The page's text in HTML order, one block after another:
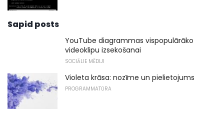
Sapid posts
YouTube diagrammas vispopulārāko
videoklipu izsekošanai
SOCIĀLIE MĒDIJI
Violeta krāsa: nozīme un pielietojums
PROGRAMMATŪRA